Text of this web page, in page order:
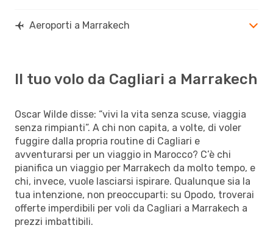
Aeroporti a Marrakech
Il tuo volo da Cagliari a Marrakech
Oscar Wilde disse: “vivi la vita senza scuse, viaggia
senza rimpianti”. A chi non capita, a volte, di voler
fuggire dalla propria routine di Cagliari e
avventurarsi per un viaggio in Marocco? C’è chi
pianifica un viaggio per Marrakech da molto tempo, e
chi, invece, vuole lasciarsi ispirare. Qualunque sia la
tua intenzione, non preoccuparti: su Opodo, troverai
offerte imperdibili per voli da Cagliari a Marrakech a
prezzi imbattibili.